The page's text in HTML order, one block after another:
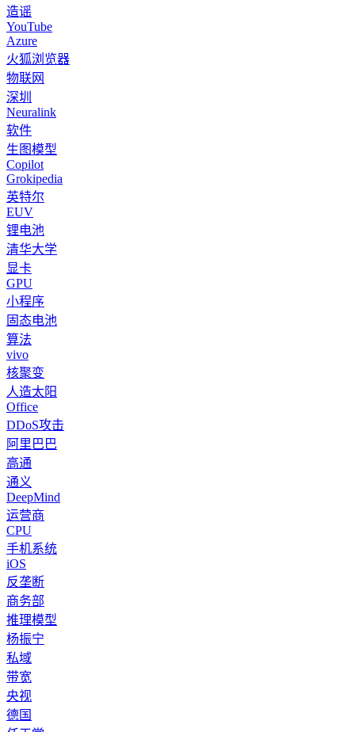
造谣
YouTube
Azure
火狐浏览器
物联网
深圳
Neuralink
软件
生图模型
Copilot
Grokipedia
英特尔
EUV
锂电池
清华大学
显卡
GPU
小程序
固态电池
算法
vivo
核聚变
人造太阳
Office
DDoS攻击
阿里巴巴
高通
通义
DeepMind
运营商
CPU
手机系统
iOS
反垄断
商务部
推理模型
杨振宁
私域
带宽
央视
德国